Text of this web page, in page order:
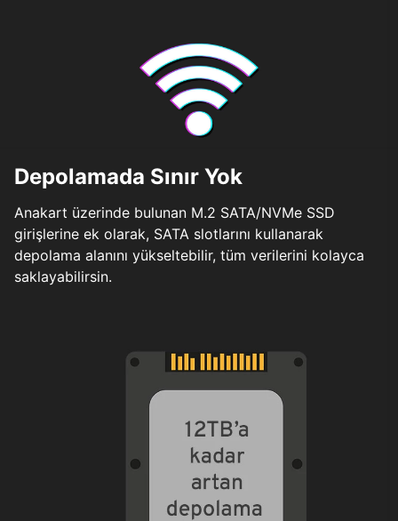
Depolamada Sınır Yok
Anakart üzerinde bulunan M.2 SATA/NVMe SSD
girişlerine ek olarak, SATA slotlarını kullanarak
depolama alanını yükseltebilir, tüm verilerini kolayca
saklayabilirsin.